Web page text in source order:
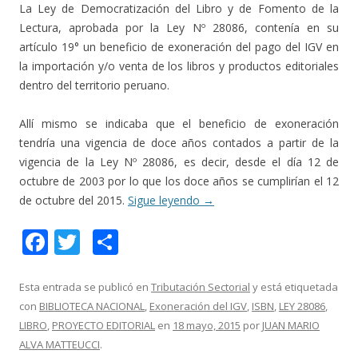
La Ley de Democratización del Libro y de Fomento de la
Lectura, aprobada por la Ley Nº 28086, contenía en su
artículo 19° un beneficio de exoneración del pago del IGV en
la importación y/o venta de los libros y productos editoriales
dentro del territorio peruano.
Allí mismo se indicaba que el beneficio de exoneración
tendría una vigencia de doce años contados a partir de la
vigencia de la Ley Nº 28086, es decir, desde el día 12 de
octubre de 2003 por lo que los doce años se cumplirían el 12
de octubre del 2015. Sigue leyendo →
F
e
b
o
T
itt
er
m
p
Esta entrada se publicó en Tributación Sectorial y está etiquetada
con BIBLIOTECA NACIONAL, Exoneración del IGV, ISBN, LEY 28086,
LIBRO, PROYECTO EDITORIAL en 18 mayo, 2015 por JUAN MARIO
ALVA MATTEUCCI.